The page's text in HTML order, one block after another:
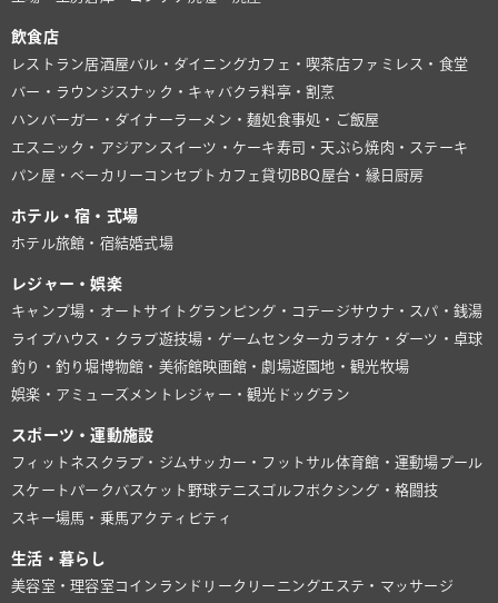
飲食店
レストラン居酒屋バル・ダイニングカフェ・喫茶店ファミレス・食堂
バー・ラウンジ スナック・キャバクラ料亭・割烹
ハンバーガー・ダイナーラーメン・麺処食事処・ご飯屋
エスニック・アジアン スイーツ・ケーキ寿司・天ぷら焼肉・ステーキ
パン屋・ベーカリー コンセプトカフェ貸切BBQ 屋台・縁日 厨房
ホテル・宿・式場
ホテル旅館・宿結婚式場
レジャー・娯楽
キャンプ場・オートサイト グランピング・コテージサウナ・スパ・銭湯
ライブハウス・クラブ遊技場・ゲームセンターカラオケ・ダーツ・卓球
釣り・釣り堀博物館・美術館映画館・劇場遊園地・観光牧場
娯楽・アミューズメント レジャー・観光 ドッグラン
スポーツ・運動施設
フィットネスクラブ・ジム サッカー・フットサル体育館・運動場プール
スケートパーク バスケット 野球テニス ゴルフ ボクシング・格闘技
スキー場馬・乗馬アクティビティ
生活・暮らし
美容室・理容室 コインランドリー クリーニングエステ・マッサージ